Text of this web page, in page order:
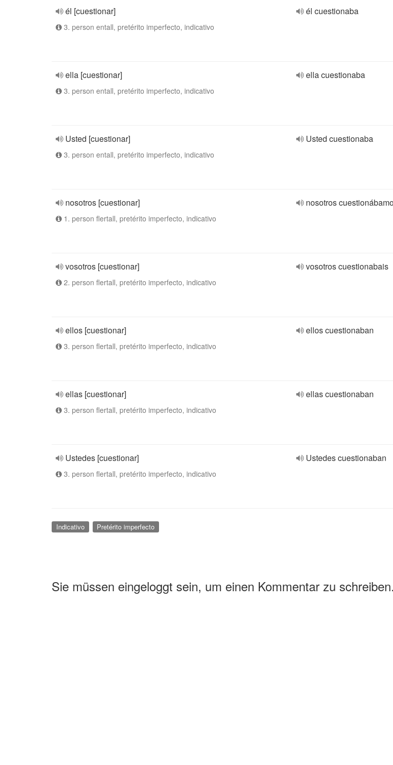
él [cuestionar]
3. person entall, pretérito imperfecto, indicativo
él cuestionaba
ella [cuestionar]
3. person entall, pretérito imperfecto, indicativo
ella cuestionaba
Usted [cuestionar]
3. person entall, pretérito imperfecto, indicativo
Usted cuestionaba
nosotros [cuestionar]
1. person flertall, pretérito imperfecto, indicativo
nosotros
vosotros [cuestionar]
2. person flertall, pretérito imperfecto, indicativo
vosotros cuestionabais
ellos [cuestionar]
3. person flertall, pretérito imperfecto, indicativo
ellos cuestionaban
ellas [cuestionar]
3. person flertall, pretérito imperfecto, indicativo
ellas cuestionaban
Ustedes [cuestionar]
3. person flertall, pretérito imperfecto, indicativo
Ustedes cuestionaban
Indicativo Pretérito imperfecto
Sie müssen eingeloggt sein, um einen Kommentar zu schreiben.